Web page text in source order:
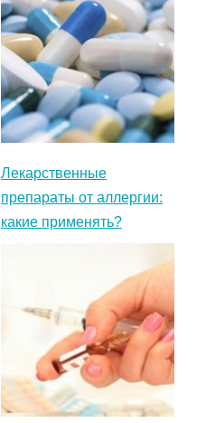
Лекарственные
препараты от аллергии:
какие применять?